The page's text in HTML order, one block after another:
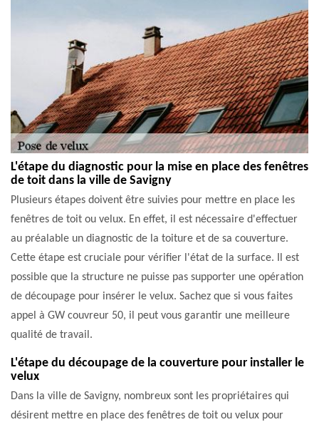
L'étape du diagnostic pour la mise en place des fenêtres
de toit dans la ville de Savigny
Plusieurs étapes doivent être suivies pour mettre en place les
fenêtres de toit ou velux. En effet, il est nécessaire d'effectuer
au préalable un diagnostic de la toiture et de sa couverture.
Cette étape est cruciale pour vérifier l'état de la surface. Il est
possible que la structure ne puisse pas supporter une opération
de découpage pour insérer le velux. Sachez que si vous faites
appel à GW couvreur 50, il peut vous garantir une meilleure
qualité de travail.
L'étape du découpage de la couverture pour installer le
velux
Dans la ville de Savigny, nombreux sont les propriétaires qui
désirent mettre en place des fenêtres de toit ou velux pour